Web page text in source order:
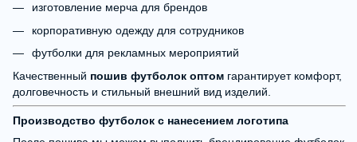
изготовление мерча для брендов
корпоративную одежду для сотрудников
футболки для рекламных мероприятий
Качественный пошив футболок оптом гарантирует комфорт,
долговечность и стильный внешний вид изделий.
Производство футболок с нанесением логотипа